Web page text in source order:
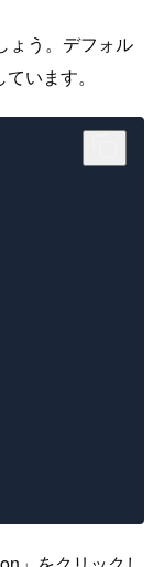
ょう。デフォル
います。